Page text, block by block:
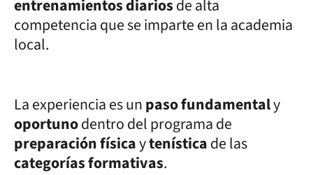
entrenamientos diariosde alta
competencia que se imparte en la academia
local.
La experiencia es unpaso fundamentaly
oportunodentro del programa de
preparación físicaytenísticade las
categorías formativas.